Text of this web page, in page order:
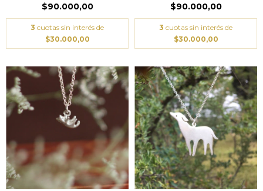
$90.000,00
3 cuotas sin interés de
$30.000,00
$90.000,00
3 cuotas sin interés de
$30.000,00